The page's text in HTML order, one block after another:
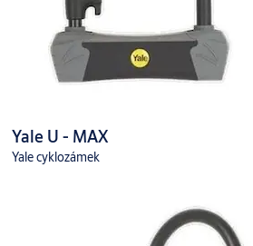
Yale U - MAX
Yale cyklozámek